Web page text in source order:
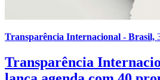
Transparência Internacional - Brasil,
Transparência